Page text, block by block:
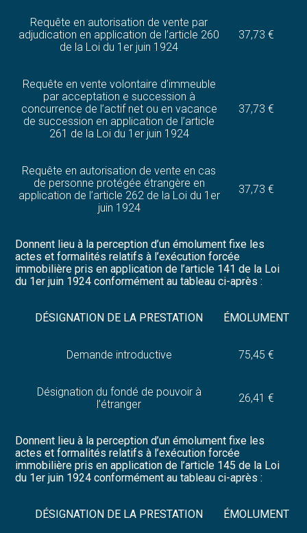
Requête en autorisation de vente par
adjudication en application de l’article 260
de la Loi du 1er juin 1924
37,73 €
Requête en vente volontaire d’immeuble
par acceptation e succession à
concurrence de l’actif net ou en vacance
de succession en application de l’article
261 de la Loi du 1er juin 1924
37,73 €
Requête en autorisation de vente en cas
de personne protégée étrangère en
application de l’article 262 de la Loi du 1er
juin 1924
37,73 €
Donnent lieu à la perception d’un émolument fixe les
actes et formalités relatifs à l’exécution forcée
immobilière pris en application de l’article 141 de la Loi
du 1er juin 1924 conformément au tableau ci-après :
DÉSIGNATION DE LA PRESTATION ÉMOLUMENT
Demande introductive 75,45 €
Désignation du fondé de pouvoir à
l’étranger
26,41 €
Donnent lieu à la perception d’un émolument fixe les
actes et formalités relatifs à l’exécution forcée
immobilière pris en application de l’article 145 de la Loi
du 1er juin 1924 conformément au tableau ci-après :
DÉSIGNATION DE LA PRESTATION ÉMOLUMENT